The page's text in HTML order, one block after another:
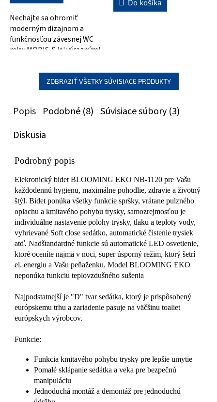
z
5
hviezdičiek.
Nechajte sa ohromiť
moderným dizajnom a
funkčnosťou závesnej WC
misy MODIS. S jej výraznými
bude skvelým doplnkom...
Do košíka
ZOBRAZIŤ VŠETKY SÚVISIACE PRODUKTY
Popis Podobné (8) Súvisiace súbory (3)
Diskusia
Podrobný popis
Elekronický bidet BLOOMING EKO NB-1120 pre Vašu
každodennú hygienu, maximálne pohodlie, zdravie a životný
štýl. Bidet ponúka všetky funkcie spršky, vrátane pulzného
oplachu a kmitavého pohybu trysky, samozrejmosťou je
individuálne nastavenie polohy trysky, tlaku a teploty vody,
vyhrievané Soft close sedátko, automatické čistenie trysiek
atď. Nadštandardné funkcie sú automatické LED osvetlenie,
ktoré oceníte najmä v noci, super úsporný režim, ktorý šetrí
el. energiu a Vašu peňaženku. Model BLOOMING EKO
neponúka funkciu teplovzdušného sušenia
Najpodstatnejší je "D" tvar sedátka, ktorý je prispôsobený
európskemu trhu a zariadenie pasuje na väčšinu toaliet
európskych výrobcov.
Funkcie:
Funkcia kmitavého pohybu trysky pre lepšie umytie
Pomalé sklápanie sedátka a veka pre bezpečnú
manipuláciu
Jednoduchá montáž a demontáž pre jednoduchú